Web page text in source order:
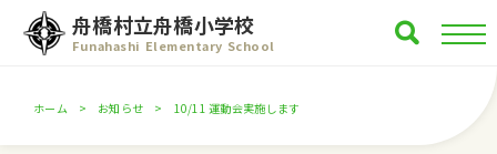
舟橋村立舟橋小学校
Funahashi Elementary School
ホーム お知らせ 10/11 運動会実施します